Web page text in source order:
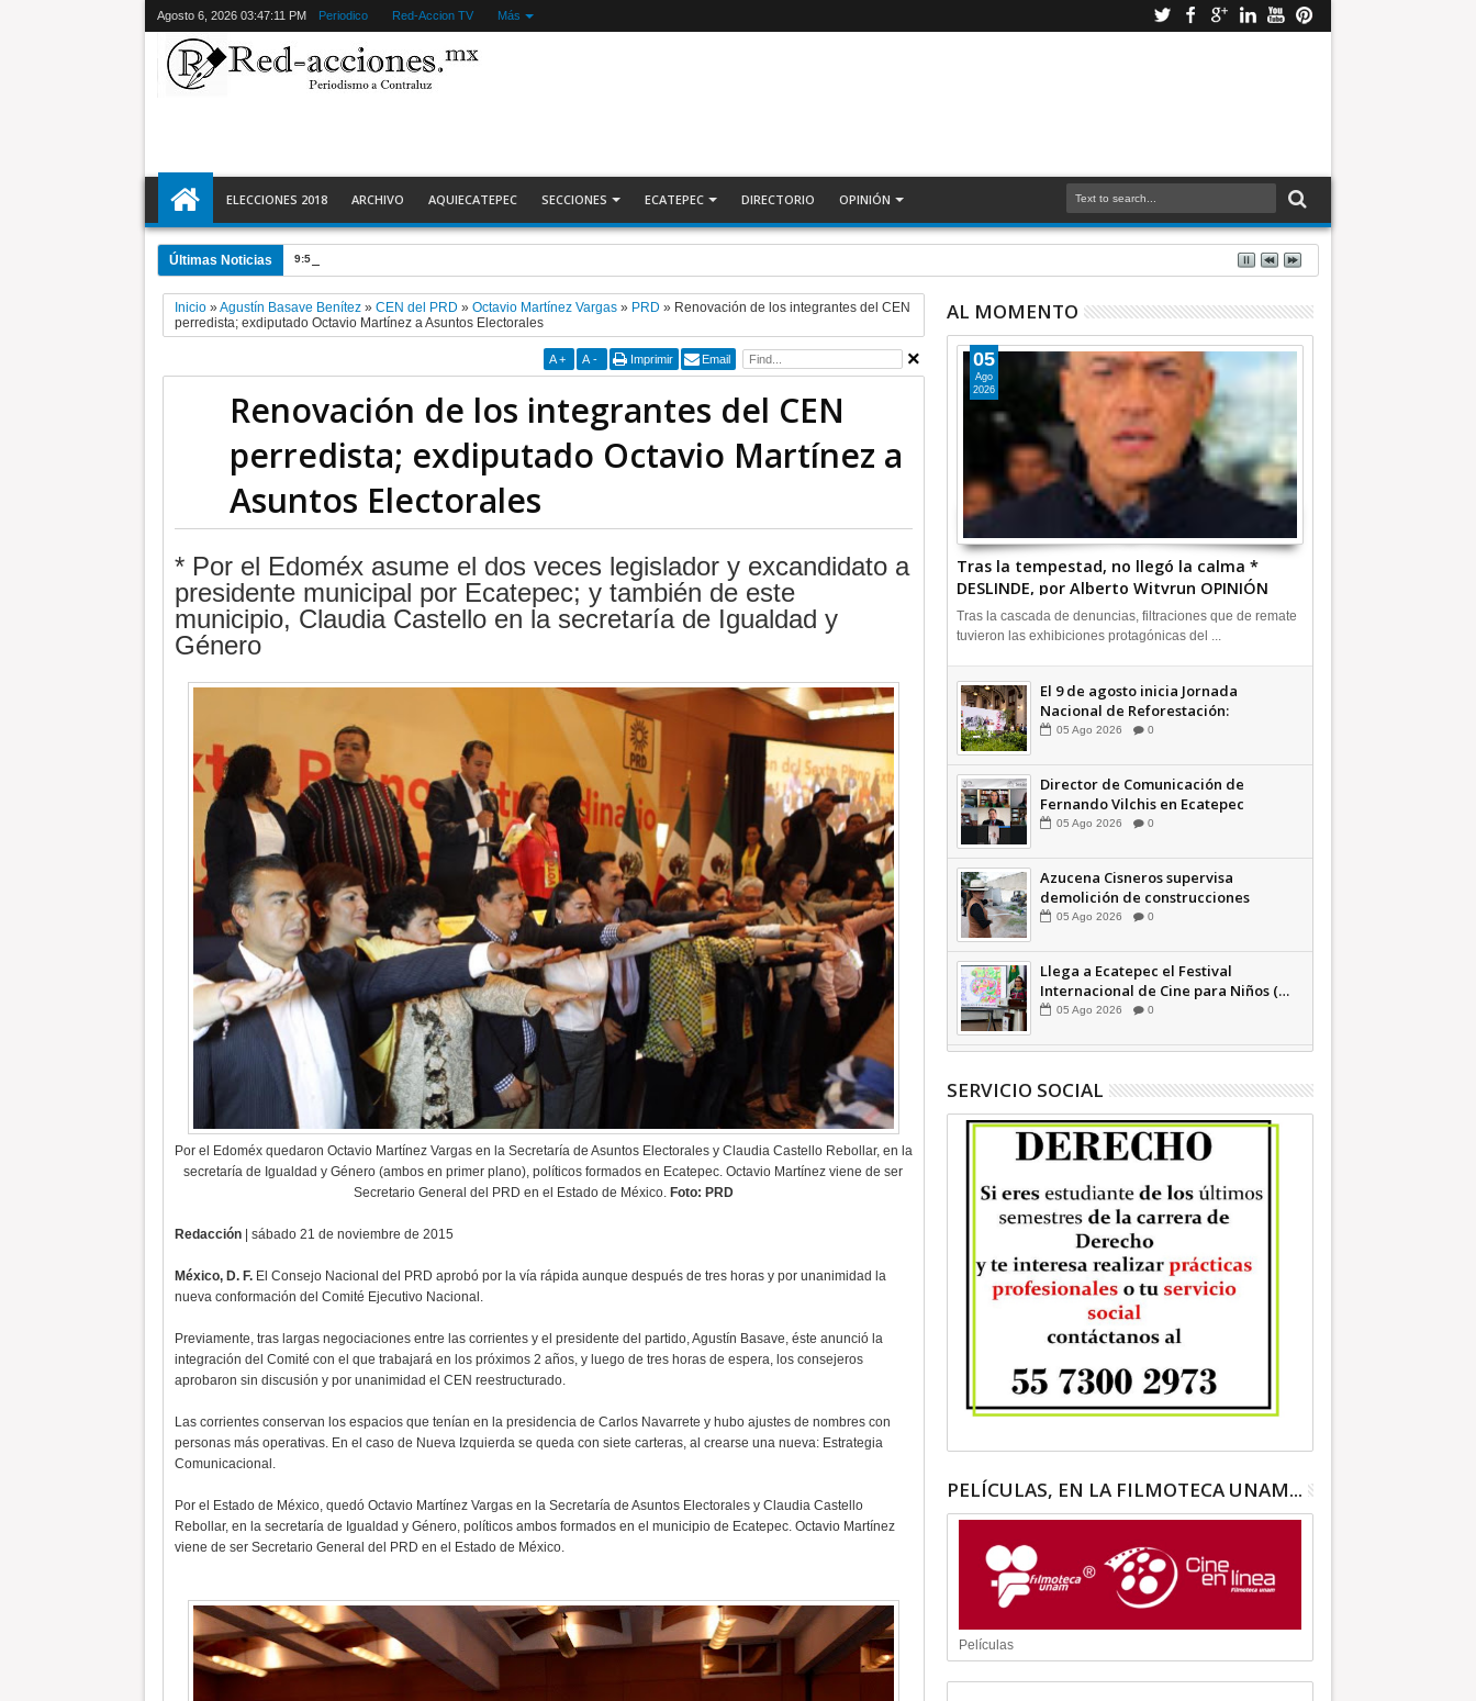
Agosto 6, 2026 03:47:12 PM Periodico Red-Accion TV Más
ELECCIONES 2018 ARCHIVO AQUIECATEPEC SECCIONES ECATEPEC DIRECTORIO OPINIÓN
Últimas Noticias 9:59 PM
Inicio»Agustín Basave Benítez» CEN del PRD » Octavio Martínez Vargas» PRD » Renovación de los integrantes del CEN
perredista; exdiputado Octavio Martínez a Asuntos Electorales
A + A - Imprimir Email
Renovación de los integrantes del CEN
perredista; exdiputado Octavio Martínez a
Asuntos Electorales
* Por el Edoméx asume el dos veces legislador y excandidato a
presidente municipal por Ecatepec; y también de este
municipio, Claudia Castello en la secretaría de Igualdad y
Género
Por el Edoméx quedaron Octavio Martínez Vargas en la Secretaría de Asuntos Electorales y Claudia Castello Rebollar, en la
secretaría de Igualdad y Género (ambos en primer plano), políticos formados en Ecatepec. Octavio Martínez viene de ser
Secretario General del PRD en el Estado de México. Foto: PRD
Redacción| sábado 21 de noviembre de 2015
México, D. F.El Consejo Nacional del PRD aprobó por la vía rápida aunque después de tres horas y por unanimidad la
nueva conformación del Comité Ejecutivo Nacional.
Previamente, tras largas negociaciones entre las corrientes y el presidente del partido, Agustín Basave, éste anunció la
integración del Comité con el que trabajará en los próximos 2 años, y luego de tres horas de espera, los consejeros
aprobaron sin discusión y por unanimidad el CEN reestructurado.
Las corrientes conservan los espacios que tenían en la presidencia de Carlos Navarrete y hubo ajustes de nombres con
personas más operativas. En el caso de Nueva Izquierda se queda con siete carteras, al crearse una nueva: Estrategia
Comunicacional.
Por el Estado de México, quedó Octavio Martínez Vargas en la Secretaría de Asuntos Electorales y Claudia Castello
Rebollar, en la secretaría de Igualdad y Género, políticos ambos formados en el municipio de Ecatepec. Octavio Martínez
viene de ser Secretario General del PRD en el Estado de México.
AL MOMENTO
Tras la tempestad, no llegó la calma *
DESLINDE, por Alberto Witvrun OPINIÓN
05
Ago
2026
Tras la cascada de denuncias, filtraciones que de remate
tuvieron las exhibiciones protagónicas del ...
El 9 de agosto inicia Jornada
Nacional de Reforestación:
presidenta Sheinbaum +Video
05 Ago 2026 0
Director de Comunicación de
Fernando Vilchis en Ecatepec
financió publicaciones en redes
Cisneros: TEEM | INFORMATIVA
05 Ago 2026 0
Azucena Cisneros supervisa
demolición de construcciones
ilegales en zona federal
05 Ago 2026 0
Llega a Ecatepec el Festival
Internacional de Cine para Niños (…
y no tan Niños) +Video INFORMATIVA
05 Ago 2026 0
SERVICIO SOCIAL
PELÍCULAS, EN LA FILMOTECA UNAM...
Películas